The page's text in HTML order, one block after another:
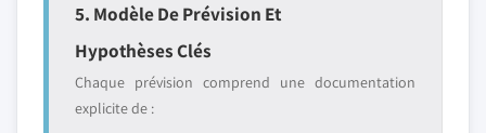
5. Modèle De Prévision Et
Hypothèses Clés
Chaque prévision comprend une documentation
explicite de :